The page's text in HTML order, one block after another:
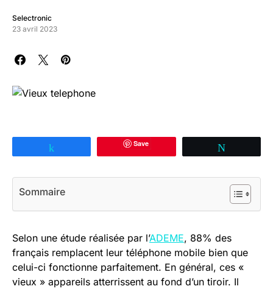
Selectronic
23 avril 2023
Save
Sommaire
Selon une étude réalisée par l’ADEME, 88% des
français remplacent leur téléphone mobile bien que
celui-ci fonctionne parfaitement. En général, ces «
vieux » appareils atterrissent au fond d’un tiroir. Il